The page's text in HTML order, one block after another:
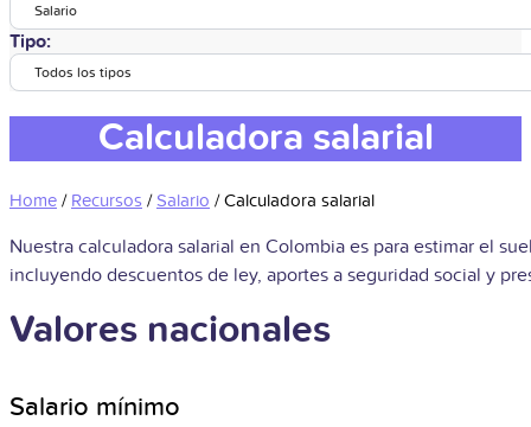
Salario
Tipo:
Todos los tipos
Calculadora salarial
Home / Recursos /Salario /Calculadora salarial
Nuestra calculadora salarial en Colombia es para estimar el
incluyendo descuentos de ley, aportes a seguridad social y
Valores nacionales
Salario mínimo